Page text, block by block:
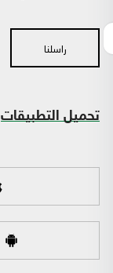
راسلنا
تحميل التطبيقات